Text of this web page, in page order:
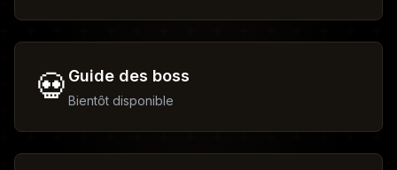
💀 Guide des boss
Bientôt disponible